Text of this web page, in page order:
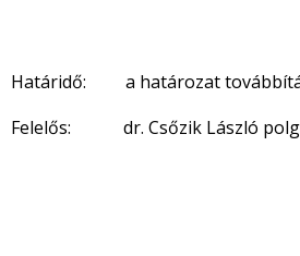
Határidő: a határozat
Felelős: dr. Csőzik László